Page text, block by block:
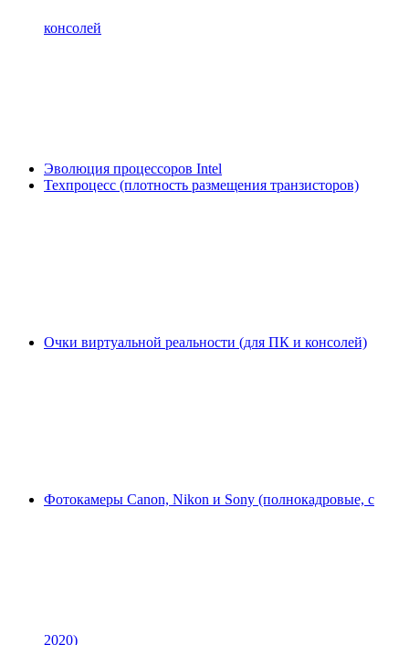
консолей
Эволюция процессоров Intel
Техпроцесс (плотность размещения транзисторов)
Очки виртуальной реальности (для ПК и консолей)
Фотокамеры Canon, Nikon и Sony (полнокадровые, с
2020)